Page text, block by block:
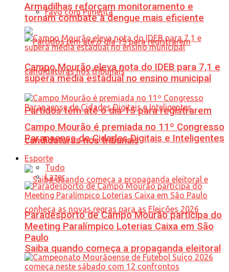
Favo com Pimenta
Partidos têm até o dia 15 para registrarem
candidaturas nos tribunais
Saiba quando começa a propaganda eleitoral
Armadilhas reforçam monitoramento e
tornam combate à dengue mais eficiente
Campo Mourão eleva nota do IDEB para 7,1 e
supera média estadual no ensino municipal
Campo Mourão é premiada no 11º Congresso
Paranaense de Cidades Digitais e Inteligentes
Esporte
Tudo
Lazer
Paradesporto de Campo Mourão participa do
Meeting Paralímpico Loterias Caixa em São
Paulo